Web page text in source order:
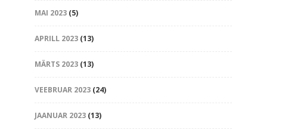
MAI 2023(5)
APRILL 2023(13)
MÄRTS 2023(13)
VEEBRUAR 2023(24)
JAANUAR 2023(13)